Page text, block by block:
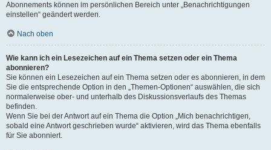
Abonnements können im persönlichen Bereich unter „Benachrichtigungen
einstellen“ geändert werden.
Nach oben
Wie kann ich ein Lesezeichen auf ein Thema setzen oder ein Thema
abonnieren?
Sie können ein Lesezeichen auf ein Thema setzen oder es abonnieren, in dem
Sie die entsprechende Option in den „Themen-Optionen“ auswählen, die sich
normalerweise ober- und unterhalb des Diskussionsverlaufs des Themas
befinden.
Wenn Sie bei der Antwort auf ein Thema die Option „Mich benachrichtigen,
sobald eine Antwort geschrieben wurde“ aktivieren, wird das Thema ebenfalls
für Sie abonniert.